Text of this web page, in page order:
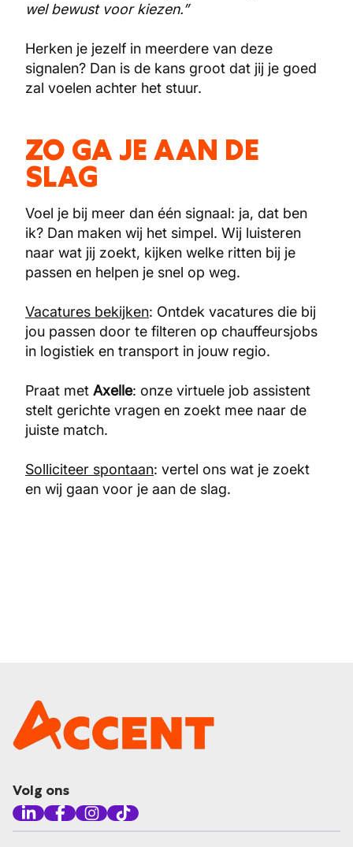
wel bewust voor kiezen.”
Herken je jezelf in meerdere van deze
signalen? Dan is de kans groot dat jij je goed
zal voelen achter het stuur.
ZO GA JE AAN DE
SLAG
Voel je bij meer dan één signaal: ja, dat ben
ik? Dan maken wij het simpel. Wij luisteren
naar wat jij zoekt, kijken welke ritten bij je
passen en helpen je snel op weg.
Vacatures bekijken: Ontdek vacatures die bij
jou passen door te filteren op chauffeursjobs
in logistiek en transport in jouw regio.
Praat met Axelle: onze virtuele job assistent
stelt gerichte vragen en zoekt mee naar de
juiste match.
Solliciteer spontaan: vertel ons wat je zoekt
en wij gaan voor je aan de slag.
Volg ons